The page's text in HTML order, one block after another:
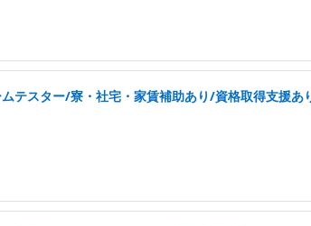
テスター/寮・社宅・家賃補助あり/資格取得支援あ